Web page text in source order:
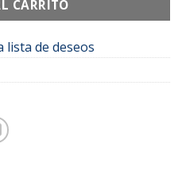
CARRITO
lista de deseos